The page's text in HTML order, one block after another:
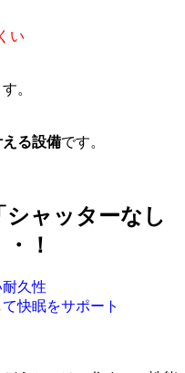
い
。
える設備です。
ャッターなし
！
久性
快眠をサポート